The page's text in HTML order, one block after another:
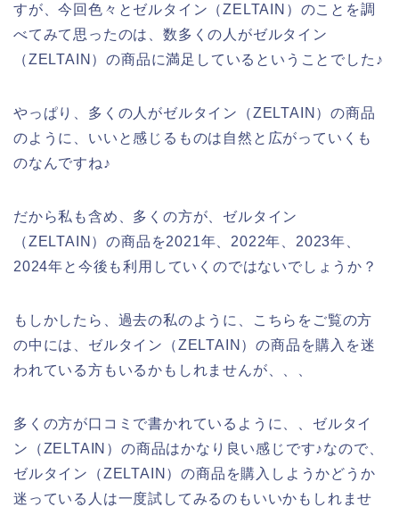
すが、今回色々とゼルタイン（ZELTAIN）のことを調
べてみて思ったのは、数多くの人がゼルタイン
（ZELTAIN）の商品に満足しているということでした♪
やっぱり、多くの人がゼルタイン（ZELTAIN）の商品
のように、いいと感じるものは自然と広がっていくも
のなんですね♪
だから私も含め、多くの方が、ゼルタイン
（ZELTAIN）の商品を2021年、2022年、2023年、
2024年と今後も利用していくのではないでしょうか？
もしかしたら、過去の私のように、こちらをご覧の方
の中には、ゼルタイン（ZELTAIN）の商品を購入を迷
われている方もいるかもしれませんが、、、
多くの方が口コミで書かれているように、、ゼルタイ
ン（ZELTAIN）の商品はかなり良い感じです♪なので、
ゼルタイン（ZELTAIN）の商品を購入しようかどうか
迷っている人は一度試してみるのもいいかもしれませ